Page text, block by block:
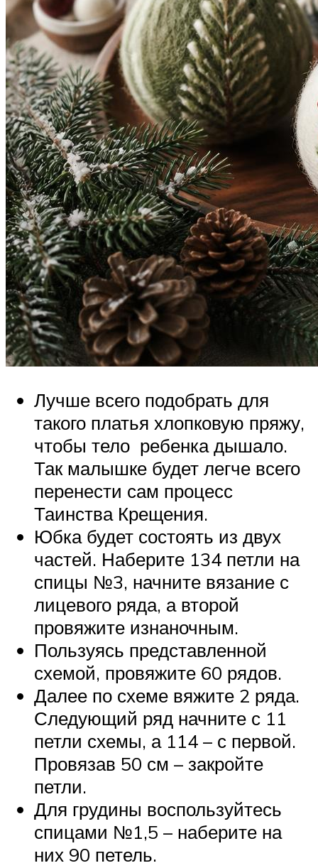
Лучше всего подобрать для
такого платья хлопковую пряжу,
чтобы тело ребенка дышало.
Так малышке будет легче всего
перенести сам процесс
Таинства Крещения.
Юбка будет состоять из двух
частей. Наберите 134 петли на
спицы №3, начните вязание с
лицевого ряда, а второй
провяжите изнаночным.
Пользуясь представленной
схемой, провяжите 60 рядов.
Далее по схеме вяжите 2 ряда.
Следующий ряд начните с 11
петли схемы, а 114 – с первой.
Провязав 50 см – закройте
петли.
Для грудины воспользуйтесь
спицами №1,5 – наберите на
них 90 петель.